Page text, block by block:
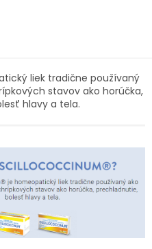
liek tradične používaný
stavov ako horúčka,
hlavy a tela.